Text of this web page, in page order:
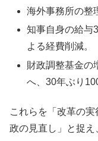
海外事務所の整
知事自身の給与
よる経費削減。
財政調整基金の
へ、30年ぶり
これらを「改革の
政の見直し」と捉え